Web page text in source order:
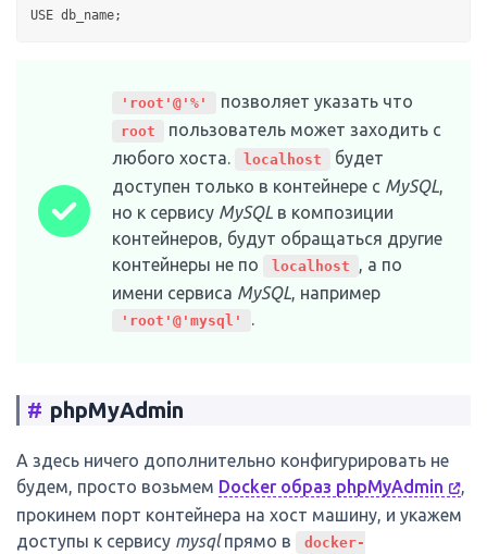
'root'@'%' позволяет указать что
root
пользователь может заходить с
любого хоста.
localhost
будет
доступен только в контейнере с MySQL,
но к сервису MySQL в композиции
контейнеров, будут обращаться другие
контейнеры не по
localhost
, а по
имени сервиса MySQL, например
'root'@'mysql' .
# phpMyAdmin
А здесь ничего дополнительно конфигурировать не
будем, просто возьмем Docker образ phpMyAdmin
,
прокинем порт контейнера на хост машину, и укажем
доступы к сервису mysqlпрямо в
docker-